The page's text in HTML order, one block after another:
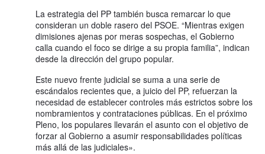
La estrategia del PP también busca remarcar lo que
consideran un doble rasero del PSOE. “Mientras exigen
dimisiones ajenas por meras sospechas, el Gobierno
calla cuando el foco se dirige a su propia familia”, indican
desde la dirección del grupo popular.
Este nuevo frente judicial se suma a una serie de
escándalos recientes que, a juicio del PP, refuerzan la
necesidad de establecer controles más estrictos sobre los
nombramientos y contrataciones públicas. En el próximo
Pleno, los populares llevarán el asunto con el objetivo de
forzar al Gobierno a asumir responsabilidades políticas
más allá de las judiciales».